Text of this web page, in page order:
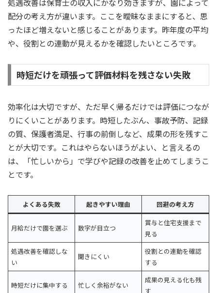
配分の考え方が違います。ここを曖昧なままにすると、思
ったほど増えないと感じることがあります。昨年度の平均
や、役割との連動が見えるかを確認したいところです。
時短だけを頑張って評価材料を残さない失敗
効率化は大切ですが、ただ早く帰るだけでは評価につなが
りにくいことがあります。時短したぶん、事故予防、記録
の質、保護者満足、行事の前倒しなど、成果の形を残すこ
とが大切です。これはやらないほうがよい、と言えるの
は、「忙しいから」で学びや記録の改善を止めてしまうこ
とです。
よくある失敗 起きやすい理由 回避の考え方
月給だけで園を選ぶ 数字が目立つ
賞与と住宅支援まで
見る
処遇改善を確認しな
い
聞きにくい
役割との連動を確認
する
時短だけに集中する 忙しく余裕がない
成果の見える化も残
す